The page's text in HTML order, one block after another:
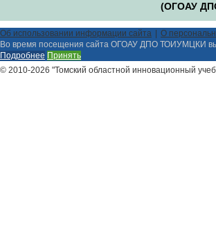
(ОГОАУ
Об использовании информации сайта
О
Во время посещения сайта ОГОАУ ДПО ТОИУМЦКИ вы
Подробнее Принять
© 2010-2026 "Томский областной инновационный